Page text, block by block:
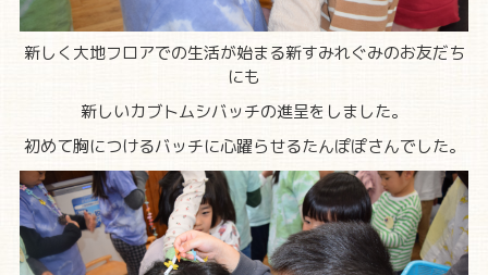
新しく大地フロアでの生活が始まる新すみれぐみのお友だち
にも
新しいカブトムシバッチの進呈をしました。
初めて胸につけるバッチに心躍らせるたんぽぽさんでした。